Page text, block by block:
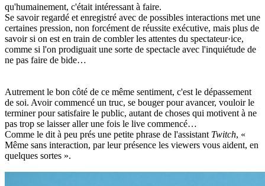
qu'humainement, c'était intéressant à faire.
Se savoir regardé et enregistré avec de possibles interactions met une
certaines pression, non forcément de réussite exécutive, mais plus de
savoir si on est en train de combler les attentes du spectateur·ice,
comme si l'on prodiguait une sorte de spectacle avec l'inquiétude de
ne pas faire de bide…
Autrement le bon côté de ce même sentiment, c'est le dépassement
de soi. Avoir commencé un truc, se bouger pour avancer, vouloir le
terminer pour satisfaire le public, autant de choses qui motivent à ne
pas trop se laisser aller une fois le live commencé…
Comme le dit à peu prés une petite phrase de l'assistant Twitch, «
Même sans interaction, par leur présence les viewers vous aident, en
quelques sortes ».